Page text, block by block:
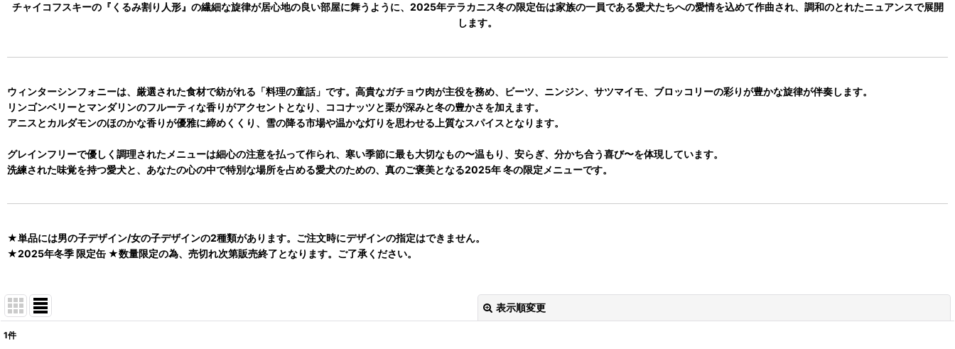
チャイコフスキーの『くるみ割り人形』の繊細な旋律が居心地の良い部屋に舞うように、2025年テラカニス冬の限定缶は家族の一員である愛犬たちへの愛情を込めて作曲され、調和のとれたニュアンスで展開
します。
ウィンターシンフォニーは、厳選された食材で紡がれる「料理の童話」です。高貴なガチョウ肉が主役を務め、ビーツ、ニンジン、サツマイモ、ブロッコリーの彩りが豊かな旋律が伴奏します。
リンゴンベリーとマンダリンのフルーティな香りがアクセントとなり、ココナッツと栗が深みと冬の豊かさを加えます。
アニスとカルダモンのほのかな香りが優雅に締めくくり、雪の降る市場や温かな灯りを思わせる上質なスパイスとなります。
グレインフリーで優しく調理されたメニューは細心の注意を払って作られ、寒い季節に最も大切なもの〜温もり、安らぎ、分かち合う喜び〜を体現しています。
洗練された味覚を持つ愛犬と、あなたの心の中で特別な場所を占める愛犬のための、真のご褒美となる2025年 冬の限定メニューです。
★単品には男の子デザイン/女の子デザインの2種類があります。ご注文時にデザインの指定はできません。
★2025年冬季 限定缶 ★数量限定の為、売切れ次第販売終了となります。ご了承ください。
表示順変更
1件